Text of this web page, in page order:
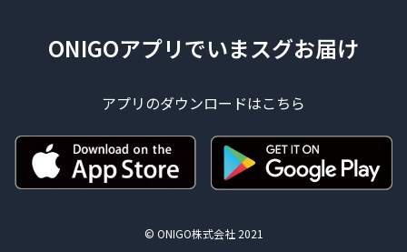
ONIGOアプリでいまスグお届け
アプリのダウンロードはこちら
© ONIGO株式会社 2021